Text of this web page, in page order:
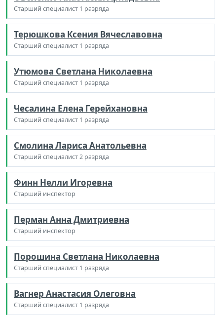
Старший специалист 1 разряда
Терюшкова Ксения Вячеславовна
Старший специалист 1 разряда
Утюмова Светлана Николаевна
Старший специалист 1 разряда
Чесалина Елена Герейхановна
Старший специалист 1 разряда
Смолина Лариса Анатольевна
Старший специалист 2 разряда
Финн Нелли Игоревна
Старший инспектор
Перман Анна Дмитриевна
Старший инспектор
Порошина Светлана Николаевна
Старший специалист 1 разряда
Вагнер Анастасия Олеговна
Старший специалист 1 разряда